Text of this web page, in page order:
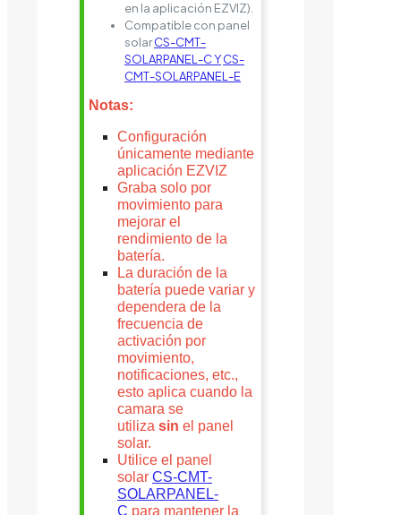
en la aplicación EZVIZ).
Compatible con panel
solarCS-CMT-
SOLARPANEL-C YCS-
CMT-SOLARPANEL-E
Notas:
Configuración
únicamente mediante
aplicación EZVIZ
Graba solo por
movimiento para
mejorar el
rendimiento de la
batería.
La duración de la
batería puede variar y
dependera de la
frecuencia de
activación por
movimiento,
notificaciones, etc.,
esto aplica cuando la
camara se
utiliza sin el panel
solar.
Utilice el panel
solar CS-CMT-
SOLARPANEL-
C para mantener la